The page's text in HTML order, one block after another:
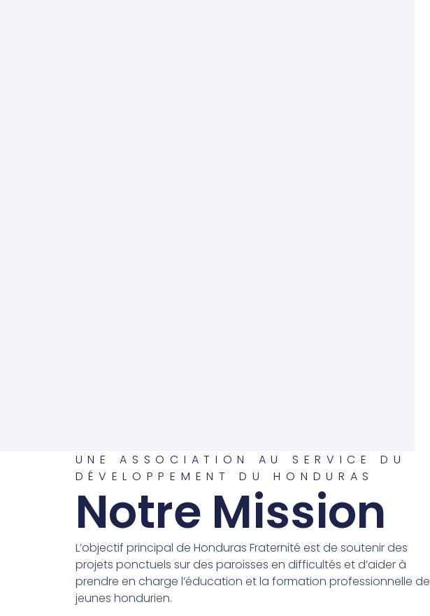
UNE ASSOCIATION AU SERVICE DU
DÉVELOPPEMENT DU HONDURAS
Notre Mission
L’objectif principal de Honduras Fraternité est de soutenir des
projets ponctuels sur des paroisses en difficultés et d’aider à
prendre en charge l’éducation et la formation professionnelle de
jeunes hondurien.